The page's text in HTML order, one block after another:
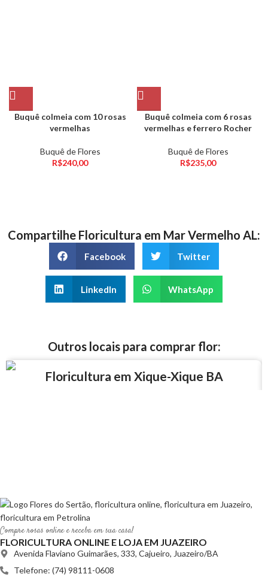
Buquê colmeia com 10 rosas
vermelhas
Buquê de Flores
R$240,00
Buquê colmeia com 6 rosas
vermelhas e ferrero Rocher
Buquê de Flores
R$235,00
Compartilhe Floricultura em Mar Vermelho AL:
Facebook Twitter
LinkedIn WhatsApp
Outros locais para comprar flor:
Floricultura em Xique-Xique BA
Compre rosas online e receba em sua casa!
FLORICULTURA ONLINE E LOJA EM JUAZEIRO
Avenida Flaviano Guimarães, 333, Cajueiro, Juazeiro/BA
Telefone: (74) 98111-0608